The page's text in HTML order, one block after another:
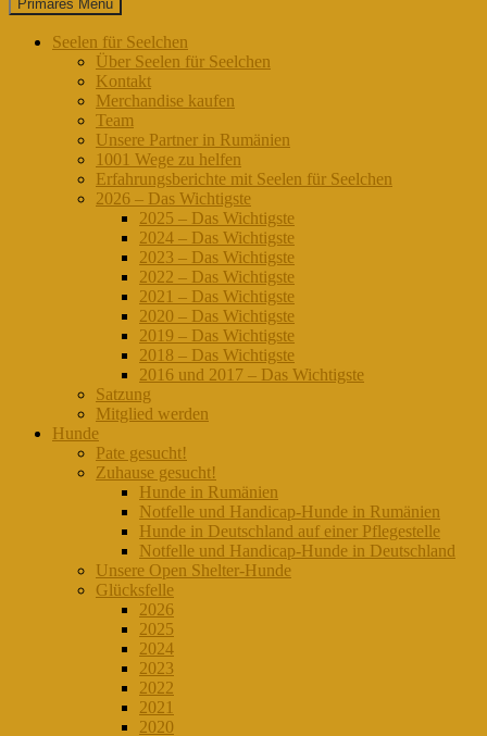
Seelen für Seelchen
Primäres Menü
Seelen für Seelchen
Über Seelen für Seelchen
Kontakt
Merchandise kaufen
Team
Unsere Partner in Rumänien
1001 Wege zu helfen
Erfahrungsberichte mit Seelen für Seelchen
2026 – Das Wichtigste
2025 – Das Wichtigste
2024 – Das Wichtigste
2023 – Das Wichtigste
2022 – Das Wichtigste
2021 – Das Wichtigste
2020 – Das Wichtigste
2019 – Das Wichtigste
2018 – Das Wichtigste
2016 und 2017 – Das Wichtigste
Satzung
Mitglied werden
Hunde
Pate gesucht!
Zuhause gesucht!
Hunde in Rumänien
Notfelle und Handicap-Hunde in Rumänien
Hunde in Deutschland auf einer Pflegestelle
Notfelle und Handicap-Hunde in Deutschland
Unsere Open Shelter-Hunde
Glücksfelle
2026
2025
2024
2023
2022
2021
2020